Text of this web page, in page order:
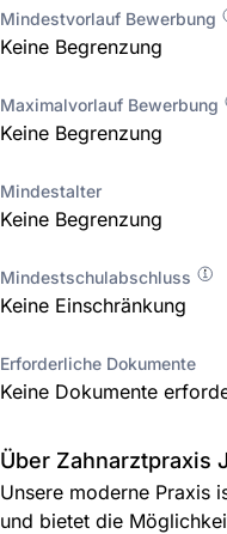
Mindestvorlauf Bewerbung
Keine Begrenzung
Maximalvorlauf Bewerbung
Keine Begrenzung
Mindestalter
Keine Begrenzung
Mindestschulabschluss
Keine Einschränkung
Erforderliche Dokumente
Keine Dokumente
Über Zahnarztpraxis
Unsere moderne Praxis
und bietet die